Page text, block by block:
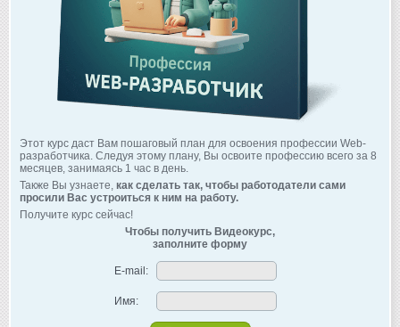
Этот курс даст Вам пошаговый план для освоения профессии Web-
разработчика. Следуя этому плану, Вы освоите профессию всего за 8
месяцев, занимаясь 1 час в день.
Также Вы узнаете, как сделать так, чтобы работодатели сами
просили Вас устроиться к ним на работу.
Получите курс сейчас!
Чтобы получить Видеокурс,
заполните форму
E-mail:
Имя: